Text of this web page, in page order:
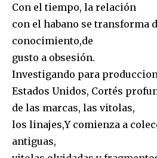
Con el tiempo, la relación
con el habano se transforma
conocimiento,de
gusto a obsesión.
Investigando para
Estados Unidos, Cortés
de las marcas, las vitolas,
los linajes,Y comienza a
antiguas,